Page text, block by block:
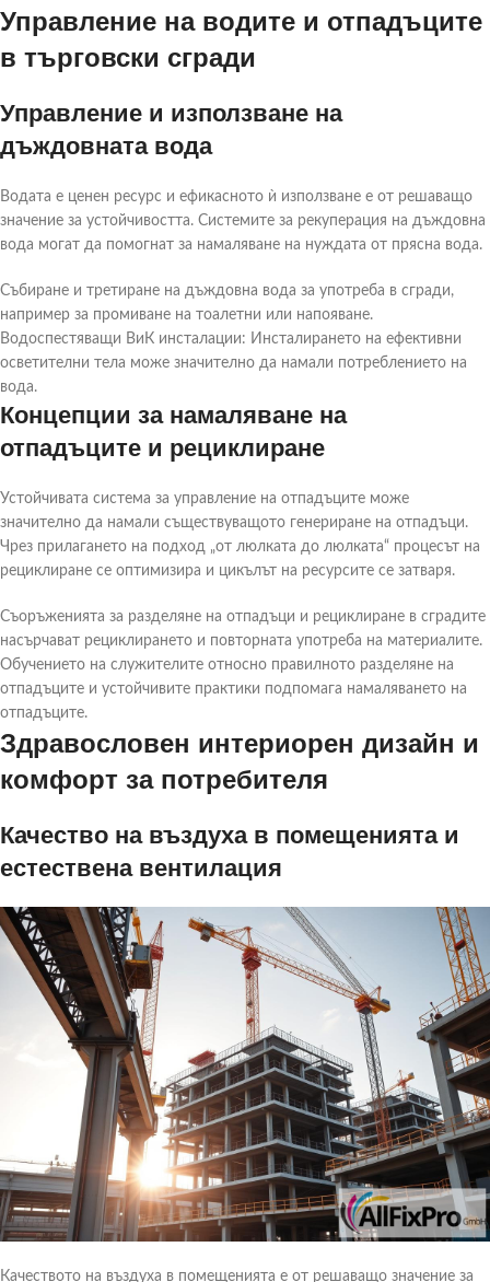
Управление на водите и отпадъците
в търговски сгради
Управление и използване на
дъждовната вода
Водата е ценен ресурс и ефикасното ѝ използване е от решаващо
значение за устойчивостта. Системите за рекуперация на дъждовна
вода могат да помогнат за намаляване на нуждата от прясна вода.
Събиране и третиране на дъждовна вода за употреба в сгради,
например за промиване на тоалетни или напояване.
Водоспестяващи ВиК инсталации: Инсталирането на ефективни
осветителни тела може значително да намали потреблението на
вода.
Концепции за намаляване на
отпадъците и рециклиране
Устойчивата система за управление на отпадъците може
значително да намали съществуващото генериране на отпадъци.
Чрез прилагането на подход „от люлката до люлката“ процесът на
рециклиране се оптимизира и цикълът на ресурсите се затваря.
Съоръженията за разделяне на отпадъци и рециклиране в сградите
насърчават рециклирането и повторната употреба на материалите.
Обучението на служителите относно правилното разделяне на
отпадъците и устойчивите практики подпомага намаляването на
отпадъците.
Здравословен интериорен дизайн и
комфорт за потребителя
Качество на въздуха в помещенията и
естествена вентилация
Качеството на въздуха в помещенията е от решаващо значение за